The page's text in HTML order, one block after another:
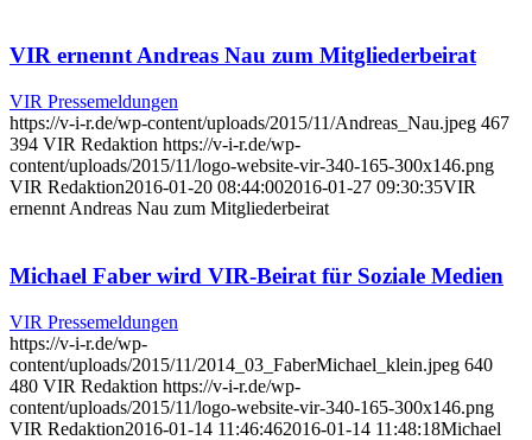
VIR ernennt Andreas Nau zum Mitgliederbeirat
VIR Pressemeldungen
https://v-i-r.de/wp-content/uploads/2015/11/Andreas_Nau.jpeg 467
394 VIR Redaktion https://v-i-r.de/wp-
content/uploads/2015/11/logo-website-vir-340-165-300x146.png
VIR Redaktion2016-01-20 08:44:002016-01-27 09:30:35VIR
ernennt Andreas Nau zum Mitgliederbeirat
Michael Faber wird VIR-Beirat für Soziale Medien
VIR Pressemeldungen
https://v-i-r.de/wp-
content/uploads/2015/11/2014_03_FaberMichael_klein.jpeg 640
480 VIR Redaktion https://v-i-r.de/wp-
content/uploads/2015/11/logo-website-vir-340-165-300x146.png
VIR Redaktion2016-01-14 11:46:462016-01-14 11:48:18Michael